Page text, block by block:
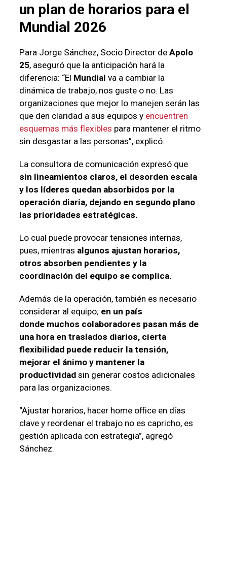
un plan de horarios para el
Mundial 2026
Para Jorge Sánchez, Socio Director de Apolo
25, aseguró que la anticipación hará la
diferencia: “El Mundial va a cambiar la
dinámica de trabajo, nos guste o no. Las
organizaciones que mejor lo manejen serán las
que den claridad a sus equipos yencuentren
esquemas más flexibles para mantener el ritmo
sin desgastar a las personas”, explicó.
La consultora de comunicación expresó que
sin lineamientos claros, el desorden escala
y los líderes quedan absorbidos por la
operación diaria, dejando en segundo plano
las prioridades estratégicas.
Lo cual puede provocar tensiones internas,
pues, mientras algunos ajustan horarios,
otros absorben pendientes y la
coordinación del equipo se complica.
Además de la operación, también es necesario
considerar al equipo; en un país
donde muchos colaboradores pasan más de
una hora en traslados diarios, cierta
flexibilidad puede reducir la tensión,
mejorar el ánimo y mantener la
productividad sin generar costos adicionales
para las organizaciones.
“Ajustar horarios, hacer home office en días
clave y reordenar el trabajo no es capricho, es
gestión aplicada con estrategia”, agregó
Sánchez.